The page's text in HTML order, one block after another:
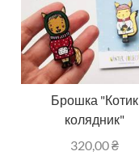
Брошка "Котик
колядник"
320,00₴